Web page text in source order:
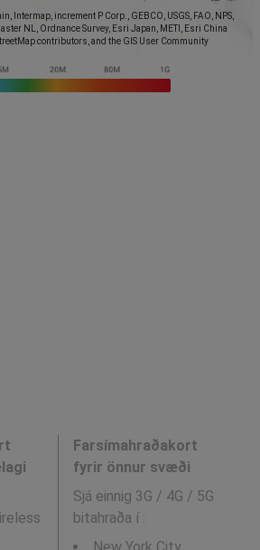
Intermap, increment P Corp., GEBCO, USGS, FAO, NPS,
NL, Ordnance Survey, Esri Japan, METI, Esri China
contributors, and the GIS User Community
Farsímahraðakort
fyrir önnur svæði
Sjá einnig 3G / 4G / 5G
bitahraða í :